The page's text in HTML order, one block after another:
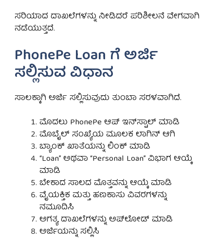
ಸರಿಯಾದ ದಾಖಲೆಗಳನ್ನು ನೀಡಿದರೆ ಪರಿಶೀಲನೆ ವೇಗವಾಗಿ
ನಡೆಯುತ್ತದೆ.
PhonePe Loan ಗೆ ಅರ್ಜಿ
ಸಲ್ಲಿಸುವ ವಿಧಾನ
ಸಾಲಕ್ಕಾಗಿ ಅರ್ಜಿ ಸಲ್ಲಿಸುವುದು ತುಂಬಾ ಸರಳವಾಗಿದೆ.
ಮೊದಲು PhonePeಆಪ್ ಇನ್‌ಸ್ಟಾಲ್ ಮಾಡಿ
ಮೊಬೈಲ್ ಸಂಖ್ಯೆಯ ಮೂಲಕ ಲಾಗಿನ್ ಆಗಿ
ಬ್ಯಾಂಕ್ ಖಾತೆಯನ್ನು ಲಿಂಕ್ ಮಾಡಿ
“Loan” ಅಥವಾ “Personal Loan” ವಿಭಾಗ ಆಯ್ಕೆ
ಮಾಡಿ
ಬೇಕಾದ ಸಾಲದ ಮೊತ್ತವನ್ನು ಆಯ್ಕೆ ಮಾಡಿ
ವೈಯಕ್ತಿಕ ಮತ್ತು ಹಣಕಾಸು ವಿವರಗಳನ್ನು
ನಮೂದಿಸಿ
ಅಗತ್ಯ ದಾಖಲೆಗಳನ್ನು ಅಪ್‌ಲೋಡ್ ಮಾಡಿ
ಅರ್ಜಿಯನ್ನು ಸಲ್ಲಿಸಿ